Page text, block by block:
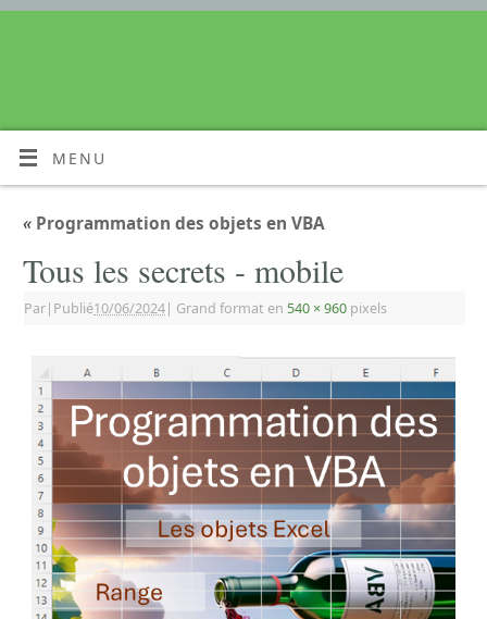
MENU
« Programmation des objets en VBA
Tous les secrets - mobile
Par| Publié10/06/2024| Grand format en 540 × 960 pixels